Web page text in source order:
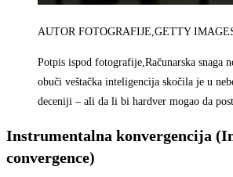
AUTOR FOTOGRAFIJE, GETTY
Potpis ispod fotografije, Računarska snaga
obuči veštačka inteligencija skočila je u
deceniji – ali da li bi hardver mogao da
Instrumentalna konvergencija
convergence)